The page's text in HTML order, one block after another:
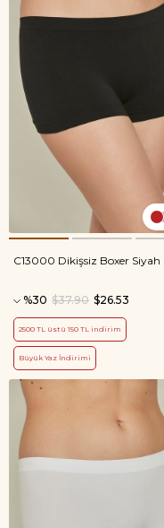
C13000 Dikişsiz Boxer Siyah
%30 $26.53
$37.90
2500 TL üstü 150 TL indirim
Büyük Yaz İndirimi